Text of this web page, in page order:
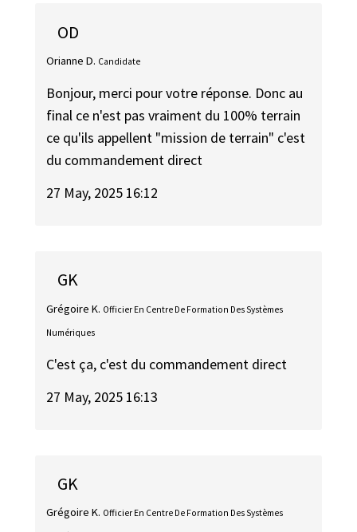
OD
Orianne D. Candidate
Bonjour, merci pour votre réponse. Donc au
final ce n'est pas vraiment du 100% terrain
ce qu'ils appellent "mission de terrain" c'est
du commandement direct
27 May, 2025 16:12
GK
Grégoire K. Officier En Centre De Formation Des Systèmes
Numériques
C'est ça, c'est du commandement direct
27 May, 2025 16:13
GK
Grégoire K. Officier En Centre De Formation Des Systèmes